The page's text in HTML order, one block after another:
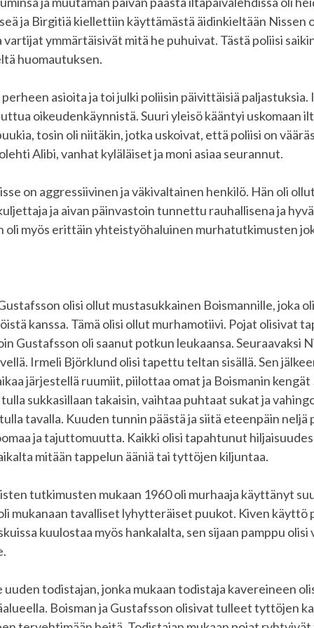
ja Birgitiä kiellettiin käyttämästä äidinkieltään Nissen
ymmärtäisivät mitä he puhuivat. Tästä poliisi
huomautuksen.
asioita ja toi julki poliisin päivittäisiä
oikeudenkäynnistä. Suuri yleisö kääntyi uskomaan
tosin oli niitäkin, jotka uskoivat, että poliisi on
Alibi, vanhat kyläläiset ja moni asiaa seurannut.
on aggressiivinen ja väkivaltainen henkilö. Hän oli
ja aivan päinvastoin tunnettu rauhallisena ja
oli myös erittäin yhteistyöhaluinen murhatutkimusten
olisi ollut mustasukkainen Boismannille, joka
kanssa. Tämä olisi ollut murhamotiivi. Pojat olisivat
Gustafsson oli saanut potkun leukaansa. Seuraavaksi
Irmeli Björklund olisi tapettu teltan sisällä. Sen
järjestellä ruumiit, piilottaa omat ja Boismanin
sukkasillaan takaisin, vaihtaa puhtaat sukat ja
tavalla. Kuuden tunnin päästä ja siitä eteenpäin neljä
ja tajuttomuutta. Kaikki olisi tapahtunut
mitään tappelun ääniä tai tyttöjen kiljuntaa.
tutkimusten mukaan 1960 oli murhaaja käyttänyt
mukanaan tavalliset lyhytteräiset puukot. Kiven käyttö
kuulostaa myös hankalalta, sen sijaan pamppu olisi
uuden todistajan, jonka mukaan todistaja kavereineen
Boisman ja Gustafsson olisivat tulleet tyttöjen